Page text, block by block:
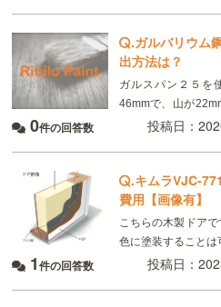
.ガルバリウム
出方法は？
ガルスパン２５を
46mmで、山が
ます。 つまり
0件の回答数 投稿日：
.キムラVJC-
費用【画像有】
こちらの木製ドア
色に塗装することは
いくらくらいかかる
1件の回答数 投稿日：